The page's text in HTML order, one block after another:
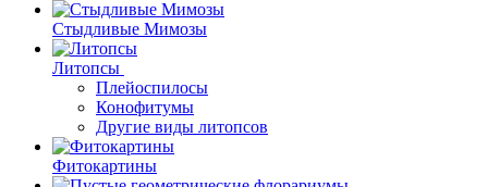
Стыдливые Мимозы
Литопсы
Плейоспилосы
Конофитумы
Другие виды литопсов
Фитокартины